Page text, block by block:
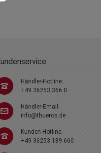
Händler-Hotline:
+49 36253 366 0
Händler-Email:
info@thueros.de
Kunden-Hotline:
+49 36253 189 660